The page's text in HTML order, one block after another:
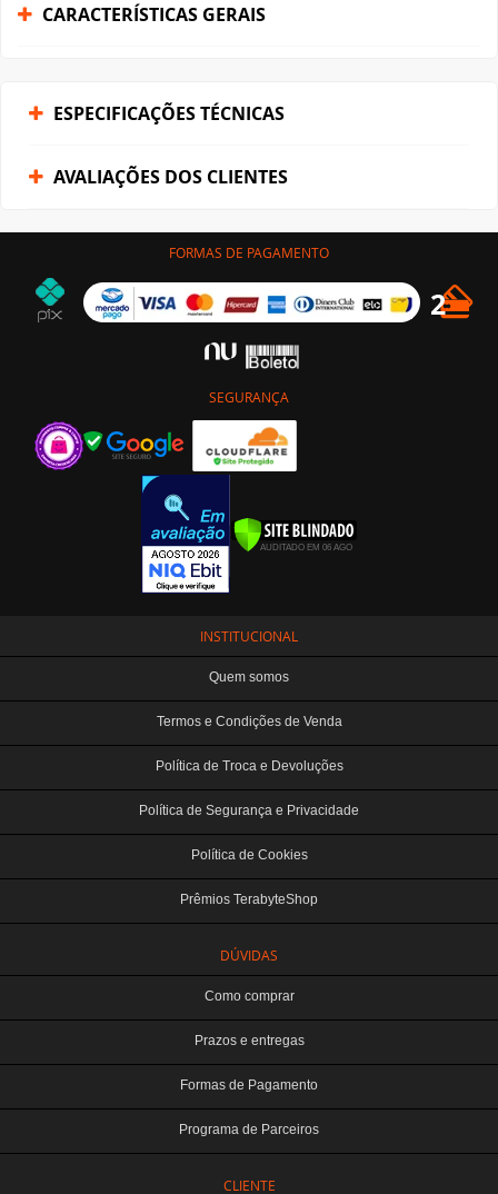
CARACTERÍSTICAS GERAIS
ESPECIFICAÇÕES TÉCNICAS
AVALIAÇÕES DOS CLIENTES
FORMAS DE PAGAMENTO
SEGURANÇA
INSTITUCIONAL
Quem somos
Termos e Condições de Venda
Política de Troca e Devoluções
Política de Segurança e Privacidade
Política de Cookies
Prêmios TerabyteShop
DÚVIDAS
Como comprar
Prazos e entregas
Formas de Pagamento
Programa de Parceiros
CLIENTE